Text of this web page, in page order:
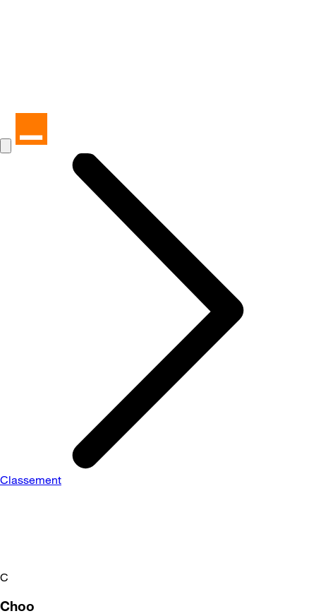
Classement
C
Choo